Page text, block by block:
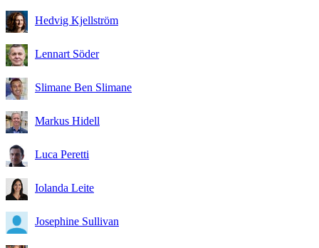
Hedvig Kjellström
Lennart Söder
Slimane Ben Slimane
Markus Hidell
Luca Peretti
Iolanda Leite
Josephine Sullivan